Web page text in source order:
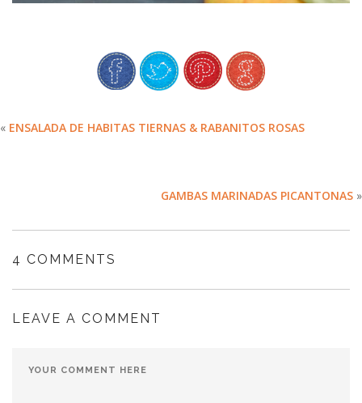
« ENSALADA DE HABITAS TIERNAS & RABANITOS ROSAS
GAMBAS MARINADAS PICANTONAS »
4 COMMENTS
LEAVE A COMMENT